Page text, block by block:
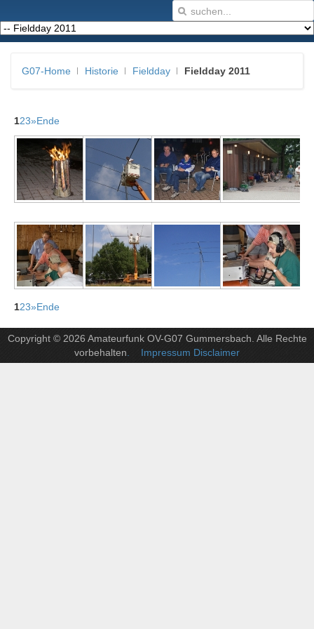
G07-Home Historie Fieldday Fieldday 2011
123»Ende
123»Ende
Copyright © 2026 Amateurfunk OV-G07 Gummersbach. Alle Rechte
vorbehalten . Impressum Disclaimer